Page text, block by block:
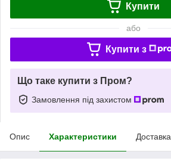
Купити
або
Купити з
Що таке купити з Пром?
Замовлення під захистом
Опис Характеристики Доставка